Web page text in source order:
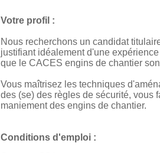
Votre profil :
Nous recherchons un candidat
justifiant idéalement d'une
que le CACES engins de chantier
Vous maîtrisez les techniques
des (se) des règles de sécurité, vous
maniement des engins de chantier.
Conditions d'emploi :